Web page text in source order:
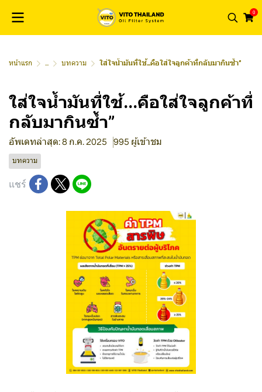
0
หน้าแรก ... บทความ ใส่ใจน้ำมันที่ใช้...คือใส่ใจลูกค้าที่กลับมากินซ้ำ”
ใส่ใจน้ำมันที่ใช้...คือใส่ใจลูกค้าที่
กลับมากินซ้ำ”
อัพเดทล่าสุด: 8 ก.ค. 2025 995 ผู้เข้าชม
บทความ
แชร์